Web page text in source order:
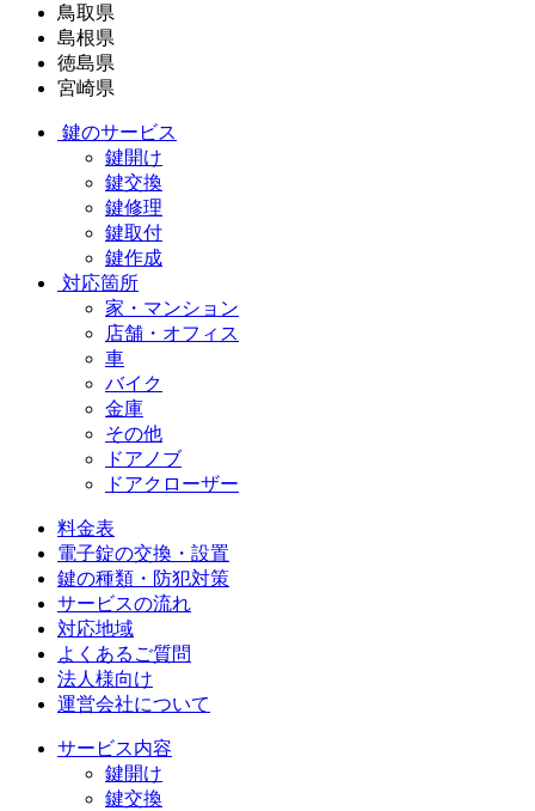
鳥取県
島根県
徳島県
宮崎県
鍵のサービス
鍵開け
鍵交換
鍵修理
鍵取付
鍵作成
対応箇所
家・マンション
店舗・オフィス
車
バイク
金庫
その他
ドアノブ
ドアクローザー
料金表
電子錠の交換・設置
鍵の種類・防犯対策
サービスの流れ
対応地域
よくあるご質問
法人様向け
運営会社について
サービス内容
鍵開け
鍵交換